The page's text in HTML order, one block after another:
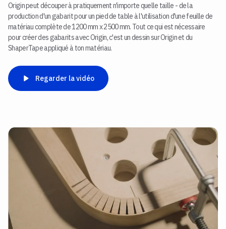
Origin peut découper à pratiquement n'importe quelle taille - de la
production d'un gabarit pour un pied de table à l'utilisation d'une feuille de
matériau complète de 1200 mm x 2500 mm. Tout ce qui est nécessaire
pour créer des gabarits avec Origin, c'est un dessin sur Origin et du
ShaperTape appliqué à ton matériau.
Regarder la vidéo